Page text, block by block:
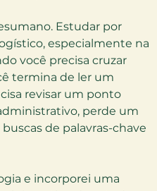
Estudar por
especialmente na
você precisa cruzar
termina de ler um
revisar um ponto
perde um
de palavras-chave
e incorporei uma